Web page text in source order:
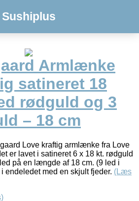
Sushiplus
Armlænke
satineret 18
rødguld og 3
– 18 cm
Love kraftig armlænke fra Love
er lavet i satineret 6 x 18 kt. rødguld
på en længde af 18 cm. (9 led i
endeledet med en skjult fjeder. (Læs